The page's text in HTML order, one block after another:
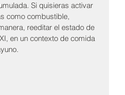
Si quisieras activar
como combustible,
reeditar el estado de
en un contexto de comida